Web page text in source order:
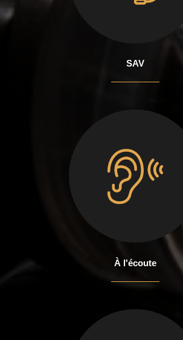
SAV
À l'écoute